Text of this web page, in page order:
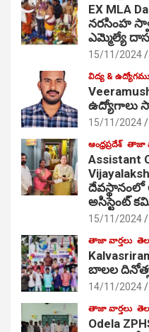
EX MLA
నరసింహ
ఎమ్మెల్యే
15/11/2024
విద్య & ఉద్యోగము
ఉద్యోగాలు
15/11/2024
ఆంధ్రప్రదేశ్ తాజా
Assistant
దేవస్థానంలో
అసిస్టెంట్
15/11/2024
తాజా వార్తలు
బాలల
14/11/2024
తాజా వార్తలు
Odela